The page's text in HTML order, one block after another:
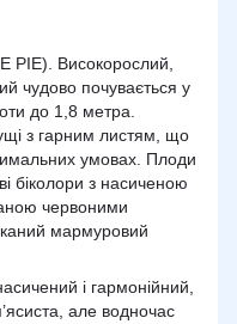
Високорослий,
чудово почувається у
до 1,8 метра.
з гарним листям, що
умовах. Плоди
біколори з насиченою
червоними
мармуровий
і гармонійний,
але водночас